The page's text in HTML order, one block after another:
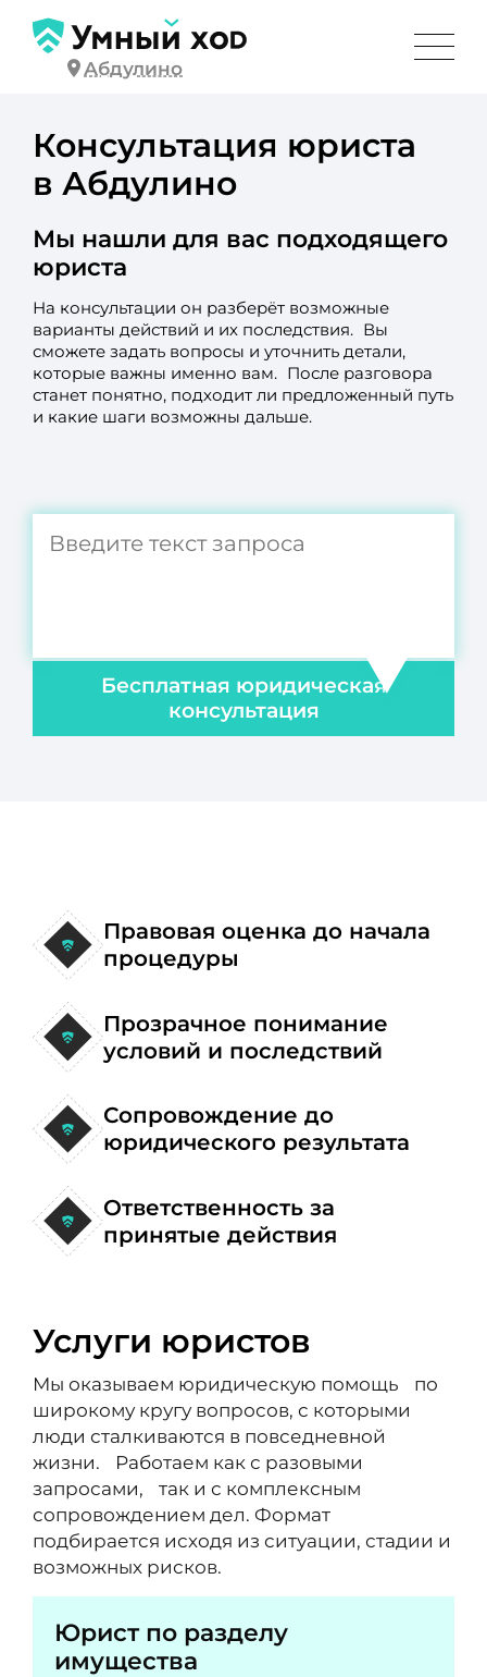
Абдулино
Консультация юриста
в Абдулино
Мы нашли для вас подходящего
юриста
На консультации он разберёт возможные
варианты действий и их последствия. Вы
сможете задать вопросы и уточнить детали,
которые важны именно вам. После разговора
станет понятно, подходит ли предложенный путь
и какие шаги возможны дальше.
Бесплатная юридическая
консультация
Правовая оценка до начала
процедуры
Прозрачное понимание
условий и последствий
Сопровождение до
юридического результата
Ответственность за
принятые действия
Услуги юристов
Мы оказываем юридическую помощь по
широкому кругу вопросов, с которыми
люди сталкиваются в повседневной
жизни. Работаем как с разовыми
запросами, так и с комплексным
сопровождением дел. Формат
подбирается исходя из ситуации, стадии и
возможных рисков.
Юрист по разделу
имущества